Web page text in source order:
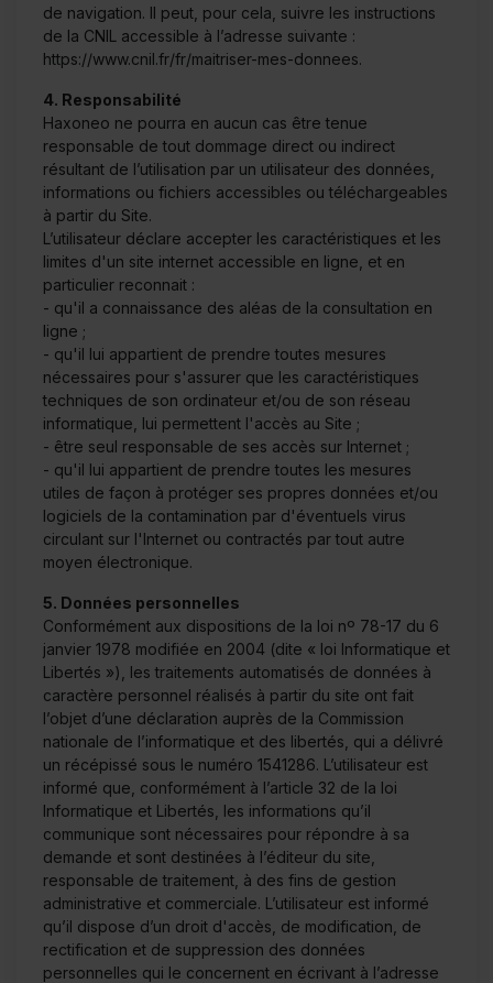
de navigation. Il peut, pour cela, suivre les instructions
de la CNIL accessible à l’adresse suivante :
https://www.cnil.fr/fr/maitriser-mes-donnees.
4. Responsabilité
Haxoneo ne pourra en aucun cas être tenue
responsable de tout dommage direct ou indirect
résultant de l’utilisation par un utilisateur des données,
informations ou fichiers accessibles ou téléchargeables
à partir du Site.
L’utilisateur déclare accepter les caractéristiques et les
limites d'un site internet accessible en ligne, et en
particulier reconnait :
- qu'il a connaissance des aléas de la consultation en
ligne ;
- qu'il lui appartient de prendre toutes mesures
nécessaires pour s'assurer que les caractéristiques
techniques de son ordinateur et/ou de son réseau
informatique, lui permettent l'accès au Site ;
- être seul responsable de ses accès sur Internet ;
- qu'il lui appartient de prendre toutes les mesures
utiles de façon à protéger ses propres données et/ou
logiciels de la contamination par d'éventuels virus
circulant sur l'Internet ou contractés par tout autre
moyen électronique.
5. Données personnelles
Conformément aux dispositions de la loi nº 78-17 du 6
janvier 1978 modifiée en 2004 (dite « loi Informatique et
Libertés »), les traitements automatisés de données à
caractère personnel réalisés à partir du site ont fait
l’objet d’une déclaration auprès de la Commission
nationale de l’informatique et des libertés, qui a délivré
un récépissé sous le numéro 1541286. L’utilisateur est
informé que, conformément à l’article 32 de la loi
Informatique et Libertés, les informations qu’il
communique sont nécessaires pour répondre à sa
demande et sont destinées à l’éditeur du site,
responsable de traitement, à des fins de gestion
administrative et commerciale. L’utilisateur est informé
qu’il dispose d’un droit d'accès, de modification, de
rectification et de suppression des données
personnelles qui le concernent en écrivant à l’adresse